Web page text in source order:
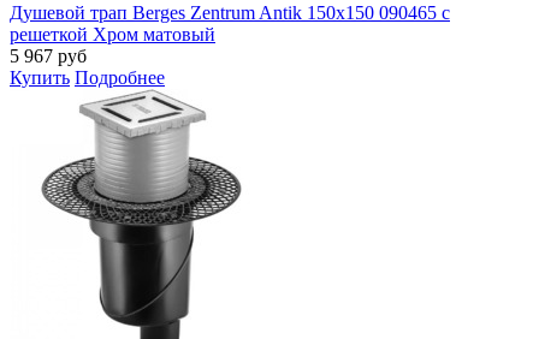
Душевой трап Berges Zentrum Antik 150x150 090465 с
решеткой Хром матовый
5 967 руб
Купить Подробнее